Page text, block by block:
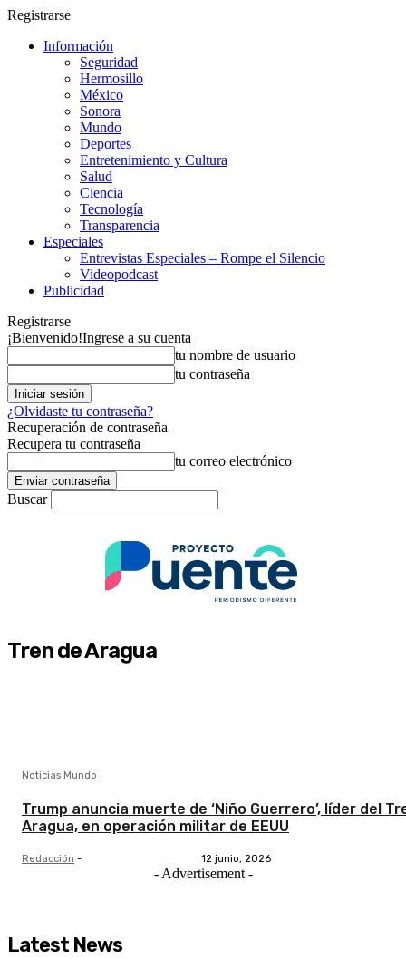
Registrarse
Información
Seguridad
Hermosillo
México
Sonora
Mundo
Deportes
Entretenimiento y Cultura
Salud
Ciencia
Tecnología
Transparencia
Especiales
Entrevistas Especiales – Rompe el Silencio
Videopodcast
Publicidad
Registrarse
¡Bienvenido!Ingrese a su cuenta
tu nombre de usuario
tu contraseña
¿Olvidaste tu contraseña?
Recuperación de contraseña
Recupera tu contraseña
tu correo electrónico
Buscar
Tren de Aragua
Noticias Mundo
Trump anuncia muerte de ‘Niño Guerrero’, líder del
Aragua, en operación militar de EEUU
Redacción - 12 junio, 2026
- Advertisement -
Latest News